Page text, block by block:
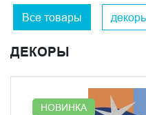
красок, живая динамика
стало фирменным языком
энергичная композиция,
пространства, где стена
Если нужны три разных
Все товары
ДЕКОРЫ
НОВИНКА